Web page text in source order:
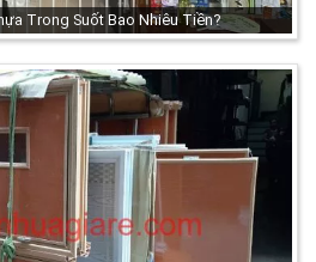
Trong Suốt Bao Nhiêu Tiền?